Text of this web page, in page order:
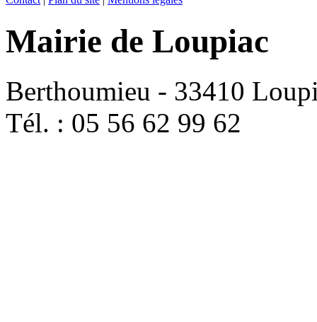
Mairie de Loupiac
Berthoumieu - 33410
Tél. : 05 56 62 99 62